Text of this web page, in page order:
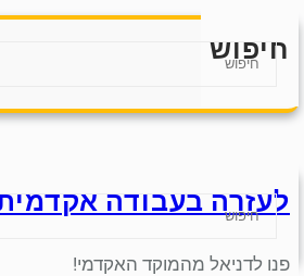
חיפוש
S
a
h
לעזרה בעבודה
פנו לדניאל מהמוקד האקדמי!
S
a